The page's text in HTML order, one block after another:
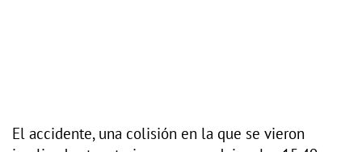
El accidente, una colisión en la que se vieron